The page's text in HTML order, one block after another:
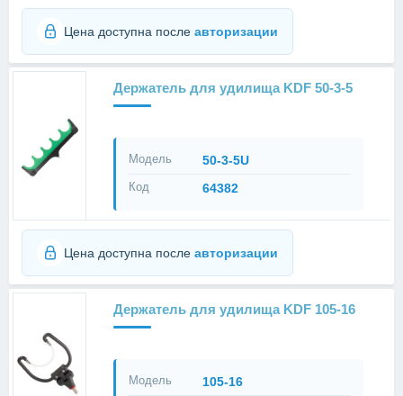
Цена доступна после авторизации
Держатель для удилища KDF 50-3-5
Модель 50-3-5U
Код 64382
Цена доступна после авторизации
Держатель для удилища KDF 105-16
Модель 105-16